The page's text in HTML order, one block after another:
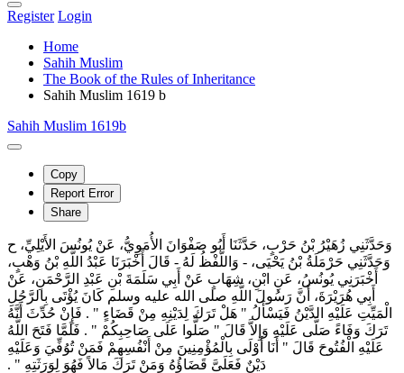
Register Login
Home
Sahih Muslim
The Book of the Rules of Inheritance
Sahih Muslim 1619 b
Sahih Muslim 1619b
Copy
Report Error
Share
وَحَدَّثَنِي زُهَيْرُ بْنُ حَرْبٍ، حَدَّثَنَا أَبُو صَفْوَانَ الأُمَوِيُّ، عَنْ يُونُسَ الأَيْلِيِّ، ح
وَحَدَّثَنِي حَرْمَلَةُ بْنُ يَحْيَى، - وَاللَّفْظُ لَهُ - قَالَ أَخْبَرَنَا عَبْدُ اللَّهِ بْنُ وَهْبٍ،
أَخْبَرَنِي يُونُسُ، عَنِ ابْنِ، شِهَابٍ عَنْ أَبِي سَلَمَةَ بْنِ عَبْدِ الرَّحْمَنِ، عَنْ
أَبِي هُرَيْرَةَ، أَنَّ رَسُولَ اللَّهِ صلى الله عليه وسلم كَانَ يُؤْتَى بِالرَّجُلِ
الْمَيِّتِ عَلَيْهِ الدَّيْنُ فَيَسْأَلُ ‏"‏ هَلْ تَرَكَ لِدَيْنِهِ مِنْ قَضَاءٍ ‏"‏ ‏.‏ فَإِنْ حُدِّثَ أَنَّهُ
تَرَكَ وَفَاءً صَلَّى عَلَيْهِ وَإِلاَّ قَالَ ‏"‏ صَلُّوا عَلَى صَاحِبِكُمْ ‏"‏ ‏.‏ فَلَمَّا فَتَحَ اللَّهُ
عَلَيْهِ الْفُتُوحَ قَالَ ‏"‏ أَنَا أَوْلَى بِالْمُؤْمِنِينَ مِنْ أَنْفُسِهِمْ فَمَنْ تُوُفِّيَ وَعَلَيْهِ
دَيْنٌ فَعَلَىَّ قَضَاؤُهُ وَمَنْ تَرَكَ مَالاً فَهُوَ لِوَرَثَتِهِ ‏"‏ ‏.‏